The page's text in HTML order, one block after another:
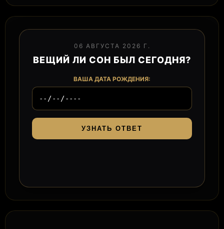
06 АВГУСТА 2026 Г.
ВЕЩИЙ ЛИ СОН БЫЛ СЕГОДНЯ?
ВАША ДАТА РОЖДЕНИЯ:
УЗНАТЬ ОТВЕТ